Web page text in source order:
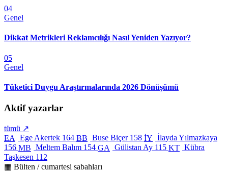
04
Genel
Dikkat Metrikleri Reklamcılığı Nasıl Yeniden Yazıyor?
05
Genel
Tüketici Duygu Araştırmalarında 2026 Dönüşümü
Aktif yazarlar
tümü ↗
EA
Ege Akertek 164 BB Buse Biçer 158 İY İlayda Yılmazkaya
156 MB Meltem Balım 154 GA Gülistan Ay 115 KT Kübra
Taşkesen 112
▦ Bülten / cumartesi sabahları